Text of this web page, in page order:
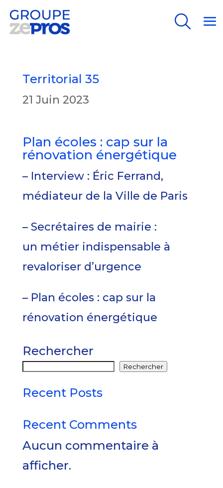
Search
Territorial 35
21 Juin 2023
Plan écoles : cap sur la
rénovation énergétique
– Interview : Éric Ferrand,
médiateur de la Ville de Paris
– Secrétaires de mairie :
un métier indispensable à
revaloriser d’urgence
– Plan écoles : cap sur la
rénovation énergétique
Rechercher
Rechercher
Recent Posts
Recent Comments
Aucun commentaire à
afficher.